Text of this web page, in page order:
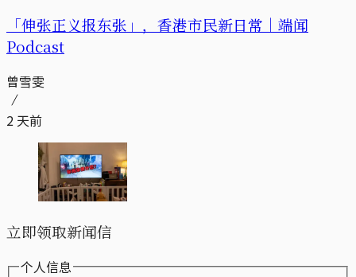
「伸张正义报东张」，香港市民新日常｜端闻
Podcast
曾雪雯
2 天前
立即领取新闻信
个人信息